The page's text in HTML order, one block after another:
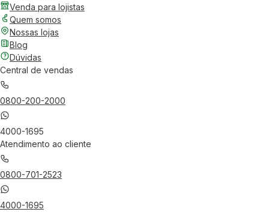
Venda para lojistas
Quem somos
Nossas lojas
Blog
Dúvidas
Central de vendas
0800-200-2000
4000-1695
Atendimento ao cliente
0800-701-2523
4000-1695